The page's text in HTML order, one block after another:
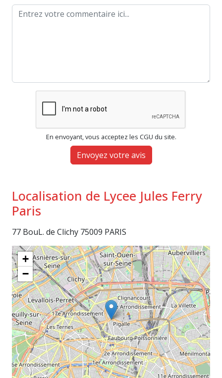
En envoyant, vous acceptez les CGU du site.
Envoyez votre avis
Localisation de Lycee Jules Ferry
Paris
77 BouL. de Clichy 75009 PARIS
+
−